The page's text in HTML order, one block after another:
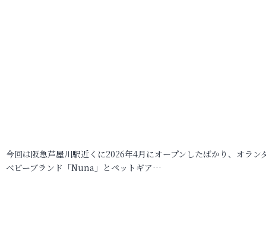
今回は阪急芦屋川駅近くに2026年4月にオープンしたばかり、オラン
ベビーブランド「Nuna」とペットギア…